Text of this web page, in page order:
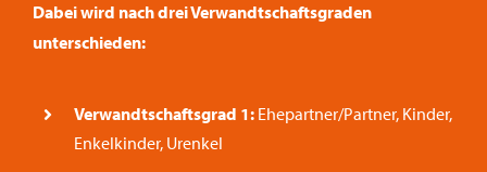
Dabei wird nach drei Verwandtschaftsgraden
unterschieden:
Verwandtschaftsgrad 1: Ehepartner/Partner, Kinder,
Enkelkinder, Urenkel